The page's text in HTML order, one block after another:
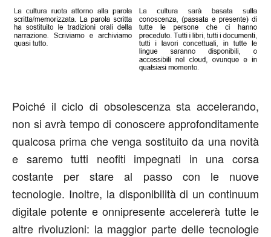
Poiché il ciclo di obsolescenza sta accelerando,
non si avrà tempo di conoscere approfonditamente
qualcosa prima che venga sostituito da una novità
e saremo tutti neofiti impegnati in una corsa
costante per stare al passo con le nuove
tecnologie. Inoltre, la disponibilità di un continuum
digitale potente e onnipresente accelererà tutte le
altre rivoluzioni: la maggior parte delle tecnologie